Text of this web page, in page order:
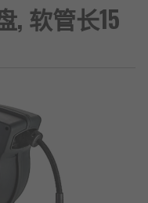
, 软管长15